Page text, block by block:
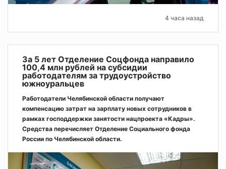
4 часа назад
За 5 лет Отделение Соцфонда направило
100,4 млн рублей на субсидии
работодателям за трудоустройство
южноуральцев
Работодатели Челябинской области получают
компенсацию затрат на зарплату новых сотрудников в
рамках господдержки занятости нацпроекта «Кадры».
Средства перечисляет Отделение Социального фонда
России по Челябинской области.